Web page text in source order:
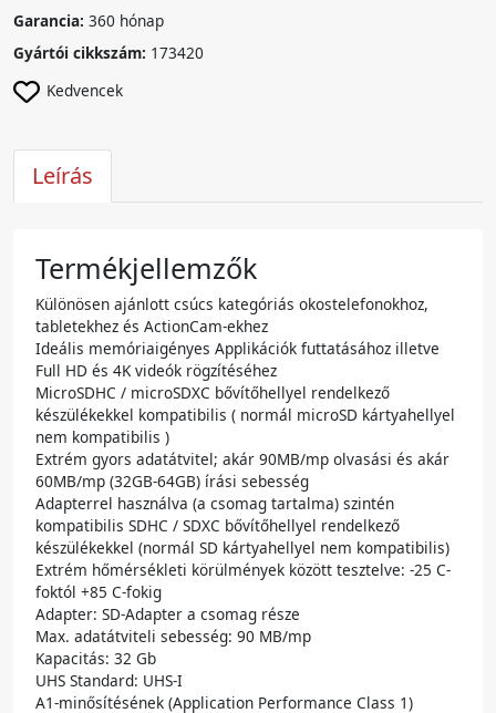
Garancia: 360 hónap
Gyártói cikkszám: 173420
Kedvencek
Leírás
Termékjellemzők
Különösen ajánlott csúcs kategóriás okostelefonokhoz,
tabletekhez és ActionCam-ekhez
Ideális memóriaigényes Applikációk futtatásához illetve
Full HD és 4K videók rögzítéséhez
MicroSDHC / microSDXC bővítőhellyel rendelkező
készülékekkel kompatibilis ( normál microSD kártyahellyel
nem kompatibilis )
Extrém gyors adatátvitel; akár 90MB/mp olvasási és akár
60MB/mp (32GB-64GB) írási sebesség
Adapterrel használva (a csomag tartalma) szintén
kompatibilis SDHC / SDXC bővítőhellyel rendelkező
készülékekkel (normál SD kártyahellyel nem kompatibilis)
Extrém hőmérsékleti körülmények között tesztelve: -25 C-
foktól +85 C-fokig
Adapter: SD-Adapter a csomag része
Max. adatátviteli sebesség: 90 MB/mp
Kapacitás: 32 Gb
UHS Standard: UHS-I
A1-minősítésének (Application Performance Class 1)